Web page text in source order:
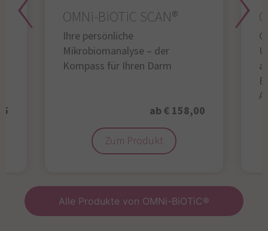
OMNi-BiOTiC SCAN®
Ihre persönliche
Mikrobiomanalyse – der
Kompass für Ihren Darm
ab € 158,00
Zum Produkt
Alle Produkte von OMNi-BiOTiC®